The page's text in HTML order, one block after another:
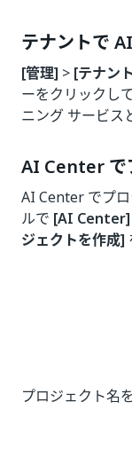
テナントで
[管理] > [テナン
ーをクリックし
ニング サービス
AI Center で
AI Center でプ
ルで [AI Center]
ジェクトを作成]
プロジェクト名